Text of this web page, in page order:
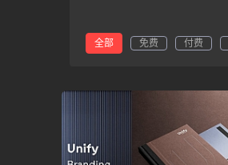
全部 免费 付费